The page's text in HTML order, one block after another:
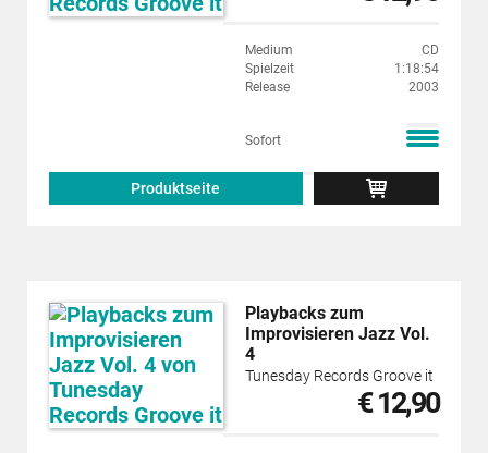
Medium
CD
Spielzeit
1:18:54
Release
2003
Sofort
Produktseite
Playbacks zum
Improvisieren Jazz Vol.
4
Tunesday Records Groove it
€ 12,90